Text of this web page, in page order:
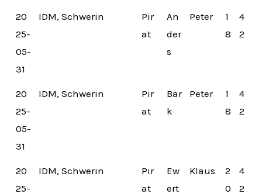
20
25-
05-
31
IDM, Schwerin
Pir
at
An
der
s
Peter
1
8
4
2
20
25-
05-
31
IDM, Schwerin
Pir
at
Bar
k
Peter
1
8
4
2
20
25-
IDM, Schwerin
Pir
at
Ew
ert
Klaus
2
0
4
2